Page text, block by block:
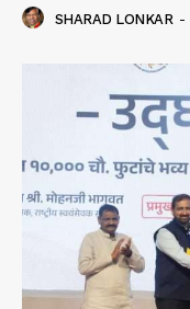
SHARAD LONKAR -